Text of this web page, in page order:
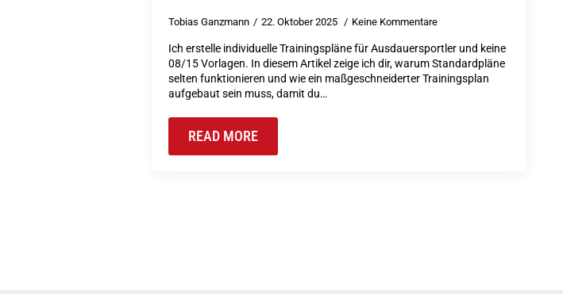
Tobias Ganzmann 22. Oktober 2025 Keine Kommentare
Ich erstelle individuelle Trainingspläne für Ausdauersportler und keine
08/15 Vorlagen. In diesem Artikel zeige ich dir, warum Standardpläne
selten funktionieren und wie ein maßgeschneiderter Trainingsplan
aufgebaut sein muss, damit du…
READ MORE